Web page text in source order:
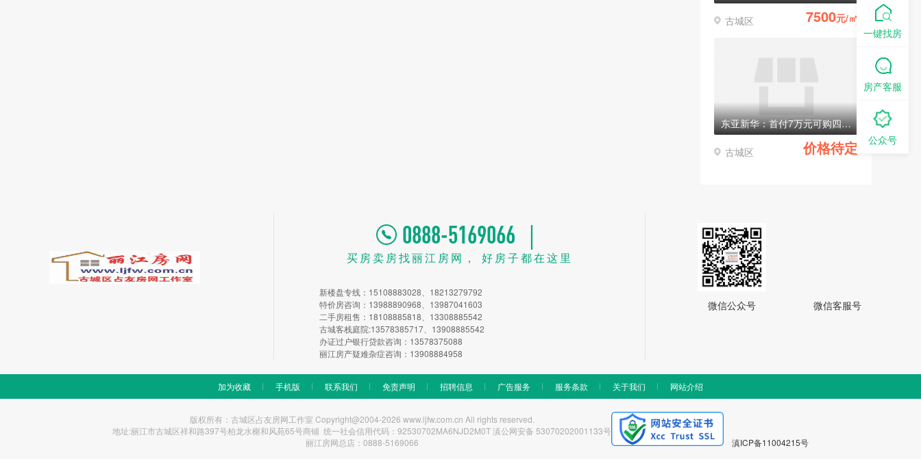
古城区 7500元/㎡
东亚新华：首付7万元可购四室两厅两卫电梯房
古城区 价格待定
0888-5169066 ｜
买房卖房找丽江房网， 好房子都在这里
新楼盘专线：15108883028、18213279792
特价房咨询：13988890968、13987041603
二手房租售：18108885818、13308885542
古城客栈庭院:13578385717、13908885542
办证过户银行贷款咨询：13578375088
丽江房产疑难杂症咨询：13908884958
微信公众号 微信客服号
加为收藏 手机版 联系我们 免责声明 招聘信息 广告服务 服务条款 关于我们 网站介绍
版权所有：古城区占友房网工作室 Copyright@2004-2026 www.ljfw.com.cn All rights reserved.
地址:丽江市古城区祥和路397号柏龙水榭和风苑65号商铺 统一社会信用代码：92530702MA6NJD2M0T 滇公网安备 53070202001133号
丽江房网总店：0888-5169066
滇ICP备11004215号
一键找房
房产客服
公众号